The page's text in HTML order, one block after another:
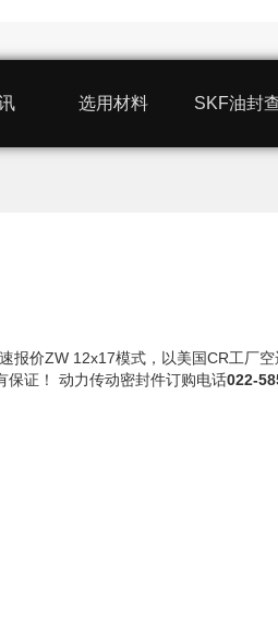
选用材料 SKF油封
报价ZW 12x17模式，以美国CR工厂
保证！ 动力传动密封件订购电话022-